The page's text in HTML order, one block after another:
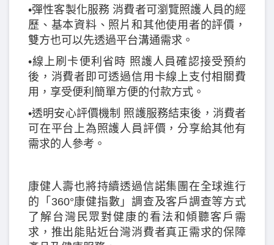
•彈性客製化服務 消費者可瀏覽照護人員的經
歷、基本資料、照片和其他使用者的評價，
雙方也可以先透過平台溝通需求。
•線上刷卡便利省時 照護人員確認接受預約
後，消費者即可透過信用卡線上支付相關費
用，享受便利簡單方便的付款方式。
•透明安心評價機制 照護服務結束後，消費者
可在平台上為照護人員評價，分享給其他有
需求的人參考。
康健人壽也將持續透過信諾集團在全球進行
的「360°康健指數」調查及客戶調查等方式
了解台灣民眾對健康的看法和傾聽客戶需
求，推出能貼近台灣消費者真正需求的保障